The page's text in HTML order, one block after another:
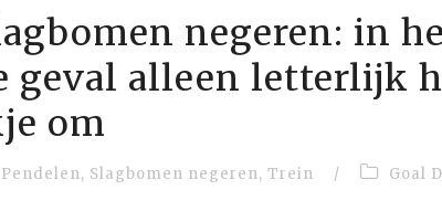
negeren: in
geval alleen letterlijk
om
Pendelen, Slagbomen negeren, Trein / Goal